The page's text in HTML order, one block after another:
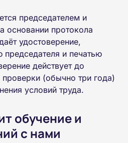
председателем и
основании протокола
удостоверение,
председателя и печатью
действует до
(обычно три года)
условий труда.
обучение и
с нами